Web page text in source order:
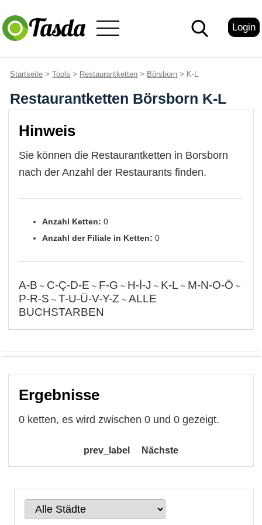
Login
Startseite >Tools > Restaurantketten > Börsborn > K-L
Restaurantketten Börsborn K-L
Hinweis
Sie können die Restaurantketten in Borsborn
nach der Anzahl der Restaurants finden.
Anzahl Ketten: 0
Anzahl der Filiale in Ketten: 0
A-B ~ C-Ç-D-E ~ F-G ~ H-İ-J ~ K-L ~ M-N-O-Ö ~
P-R-S ~ T-U-Ü-V-Y-Z ~ALLE
BUCHSTARBEN
Ergebnisse
0 ketten, es wird zwischen 0 und 0 gezeigt.
prev_label Nächste